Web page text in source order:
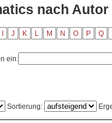
nach
J K L M N O P Q
ein:
Sortierung: